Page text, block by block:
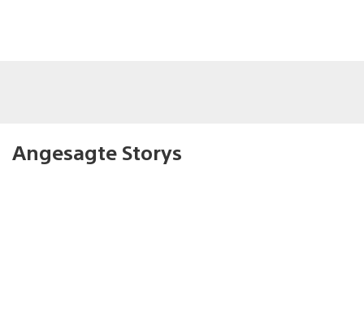
Angesagte Storys